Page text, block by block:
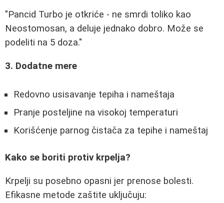
"Pancid Turbo je otkriće - ne smrdi toliko kao
Neostomosan, a deluje jednako dobro. Može se
podeliti na 5 doza."
3. Dodatne mere
Redovno usisavanje tepiha i nameštaja
Pranje posteljine na visokoj temperaturi
Korišćenje parnog čistača za tepihe i nameštaj
Kako se boriti protiv krpelja?
Krpelji su posebno opasni jer prenose bolesti.
Efikasne metode zaštite uključuju: